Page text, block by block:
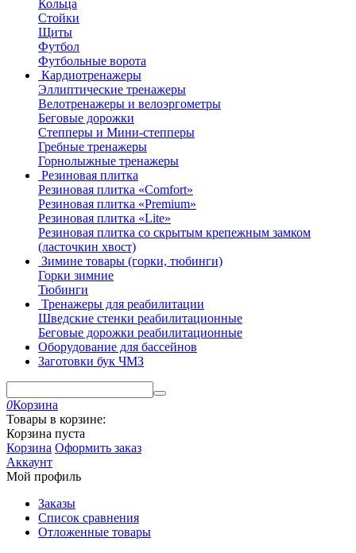
Кольца
Стойки
Щиты
Футбол
Футбольные ворота
Кардиотренажеры
Эллиптические тренажеры
Велотренажеры и велоэргометры
Беговые дорожки
Степперы и Мини-степперы
Гребные тренажеры
Горнолыжные тренажеры
Резиновая плитка
Резиновая плитка «Comfort»
Резиновая плитка «Premium»
Резиновая плитка «Lite»
Резиновая плитка со скрытым крепежным замком
(ласточкин хвост)
Зимине товары (горки, тюбинги)
Горки зимние
Тюбинги
Тренажеры для реабилитации
Шведские стенки реабилитационные
Беговые дорожки реабилитационные
Оборудование для бассейнов
Заготовки бук ЧМЗ
0Корзина
Товары в корзине:
Корзина пуста
Корзина Оформить заказ
Аккаунт
Мой профиль
Заказы
Список сравнения
Отложенные товары